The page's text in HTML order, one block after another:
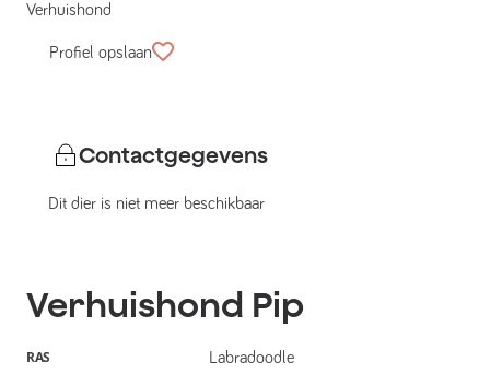
Verhuishond
Profiel opslaan
Contactgegevens
Dit dier is niet meer beschikbaar
Verhuishond Pip
RAS Labradoodle